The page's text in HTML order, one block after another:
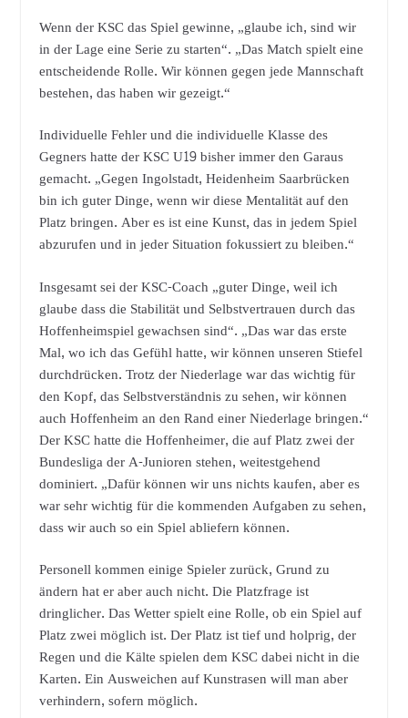
Wenn der KSC das Spiel gewinne, „glaube ich, sind wir
in der Lage eine Serie zu starten“. „Das Match spielt eine
entscheidende Rolle. Wir können gegen jede Mannschaft
bestehen, das haben wir gezeigt.“
Individuelle Fehler und die individuelle Klasse des
Gegners hatte der KSC U19 bisher immer den Garaus
gemacht. „Gegen Ingolstadt, Heidenheim Saarbrücken
bin ich guter Dinge, wenn wir diese Mentalität auf den
Platz bringen. Aber es ist eine Kunst, das in jedem Spiel
abzurufen und in jeder Situation fokussiert zu bleiben.“
Insgesamt sei der KSC-Coach „guter Dinge, weil ich
glaube dass die Stabilität und Selbstvertrauen durch das
Hoffenheimspiel gewachsen sind“. „Das war das erste
Mal, wo ich das Gefühl hatte, wir können unseren Stiefel
durchdrücken. Trotz der Niederlage war das wichtig für
den Kopf, das Selbstverständnis zu sehen, wir können
auch Hoffenheim an den Rand einer Niederlage bringen.“
Der KSC hatte die Hoffenheimer, die auf Platz zwei der
Bundesliga der A-Junioren stehen, weitestgehend
dominiert. „Dafür können wir uns nichts kaufen, aber es
war sehr wichtig für die kommenden Aufgaben zu sehen,
dass wir auch so ein Spiel abliefern können.
Personell kommen einige Spieler zurück, Grund zu
ändern hat er aber auch nicht. Die Platzfrage ist
dringlicher. Das Wetter spielt eine Rolle, ob ein Spiel auf
Platz zwei möglich ist. Der Platz ist tief und holprig, der
Regen und die Kälte spielen dem KSC dabei nicht in die
Karten. Ein Ausweichen auf Kunstrasen will man aber
verhindern, sofern möglich.